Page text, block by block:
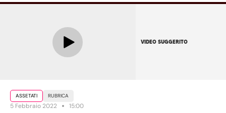
VIDEO SUGGERITO
ASSETATI RUBRICA
5 Febbraio 2022 15:00